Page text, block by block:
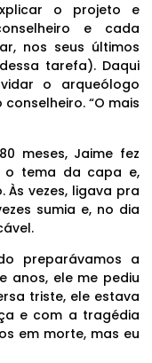
o projeto e
e cada
nos seus últimos
tarefa). Daqui
o arqueólogo
“O mais
meses, Jaime fez
o tema da capa e,
Às vezes, ligava pra
sumia e, no dia
preparávamos a
anos, ele me pediu
triste, ele estava
e com a tragédia
em morte, mas eu